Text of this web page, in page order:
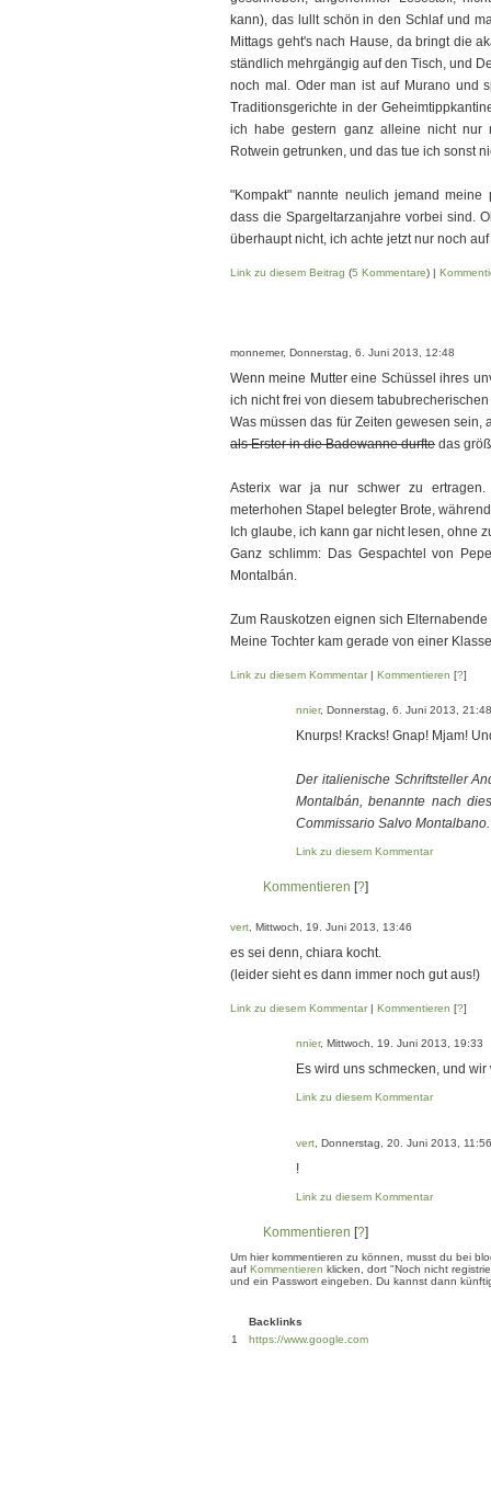
kann), das lullt schön in den Schlaf und
Mittags geht's nach Hause, da bringt die
ständlich mehrgängig auf den Tisch, und
noch mal. Oder man ist auf Murano und
Traditionsgerichte in der
ich habe gestern ganz alleine nicht nur
Rotwein getrunken, und das tue ich sonst
"Kompakt" nannte neulich jemand
dass die Spargeltarzanjahre vorbei sind.
überhaupt nicht, ich achte jetzt nur noch
Link zu diesem Beitrag (5 Kommentare) |
monnemer, Donnerstag, 6. Juni 2013, 12:48
Wenn meine Mutter eine Schüssel ihres
ich nicht frei von diesem tabubrecherischen
Was müssen das für Zeiten gewesen
als Erster in die Badewanne durfte das
Asterix war ja nur schwer zu
meterhohen Stapel belegter Brote,
Ich glaube, ich kann gar nicht lesen, ohne
Ganz schlimm: Das Gespachtel von
Montalbán.
Zum Rauskotzen eignen sich
Meine Tochter kam gerade von einer
Link zu diesem Kommentar| Kommentieren [?]
nnier, Donnerstag, 6. Juni 2013, 21:48
Knurps! Kracks! Gnap! Mjam!
Der italienische Schriftsteller
Montalbán, benannte nach
Commissario Salvo Montalbano.
Link zu diesem Kommentar
Kommentieren [?]
vert , Mittwoch, 19. Juni 2013, 13:46
es sei denn, chiara kocht.
(leider sieht es dann immer noch gut aus!)
Link zu diesem Kommentar| Kommentieren [?]
nnier, Mittwoch, 19. Juni 2013, 19:33
Es wird uns schmecken, und
Link zu diesem Kommentar
vert , Donnerstag, 20. Juni 2013, 11:56
!
Link zu diesem Kommentar
Kommentieren [?]
Um hier kommentieren zu können, musst du bei
auf Kommentieren klicken, dort "Noch nicht
und ein Passwort eingeben. Du kannst dann
Backlinks
1
https://www.google.com